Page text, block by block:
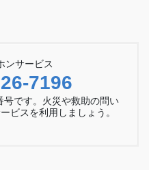
ンサービス
7196
です。火災や救助の問い
ビスを利用しましょう。